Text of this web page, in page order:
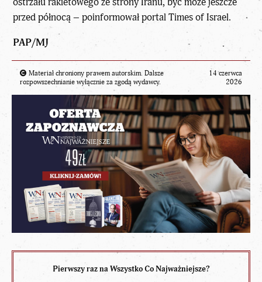
przed północą – poinformował portal Times of Israel.
PAP/MJ
Materiał chroniony prawem autorskim. Dalsze
rozpowszechnianie wyłącznie za zgodą wydawcy.
14 czerwca
2026
Pierwszy raz na Wszystko Co Najważniejsze?